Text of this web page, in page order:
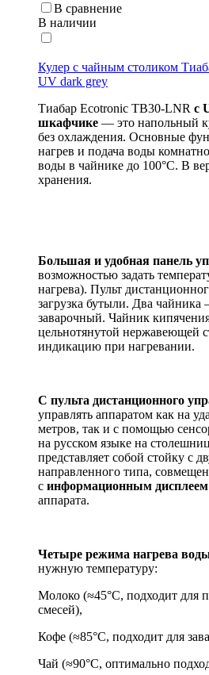
В сравнение
В наличии
Кулер с чайным столиком
UV dark grey
Тиабар Ecotronic TB30-LNR с
шкафчике — это напольный
без охлаждения. Основные
нагрев и подача воды
воды в чайнике до 100°С. В
хранения.
Большая и удобная панель
возможностью задать
нагрева). Пульт
загрузка бутыли. Два
заварочный. Чайник
цельнотянутой нержавеющей
индикацию при нагревании.
С пульта дистанционного
управлять аппаратом как на
метров, так и с помощью
на русском языке на
представляет собой стойку с
направленного типа,
с информационным дисплеем
аппарата.
Четыре режима нагрева
нужную температуру:
Молоко (≈45°С, подходит для
смесей),
Кофе (≈85°С, подходит для
Чай (≈90°С, оптимально